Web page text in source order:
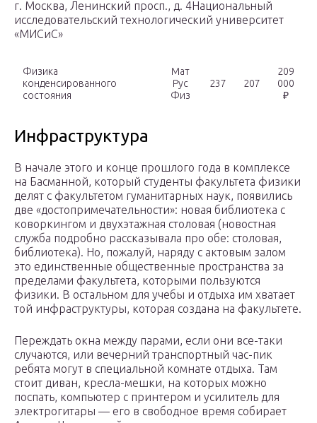
г. Москва, Ленинский просп., д. 4Национальный
исследовательский технологический университет
«МИСиС»
Физика
конденсированного
состояния
Мат
Рус
Физ
237 207
209
000
₽
Инфраструктура
В начале этого и конце прошлого года в комплексе
на Басманной, который студенты факультета физики
делят с факультетом гуманитарных наук, появились
две «достопримечательности»: новая библиотека с
коворкингом и двухэтажная столовая (новостная
служба подробно рассказывала про обе: столовая,
библиотека). Но, пожалуй, наряду с актовым залом
это единственные общественные пространства за
пределами факультета, которыми пользуются
физики. В остальном для учебы и отдыха им хватает
той инфраструктуры, которая создана на факультете.
Переждать окна между парами, если они все-таки
случаются, или вечерний транспортный час-пик
ребята могут в специальной комнате отдыха. Там
стоит диван, кресла-мешки, на которых можно
поспать, компьютер с принтером и усилитель для
электрогитары — его в свободное время собирает